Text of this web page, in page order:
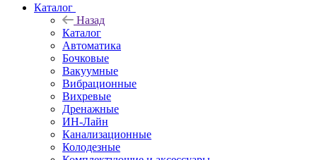
Каталог
Назад
Каталог
Автоматика
Бочковые
Вакуумные
Вибрационные
Вихревые
Дренажные
ИН-Лайн
Канализационные
Колодезные